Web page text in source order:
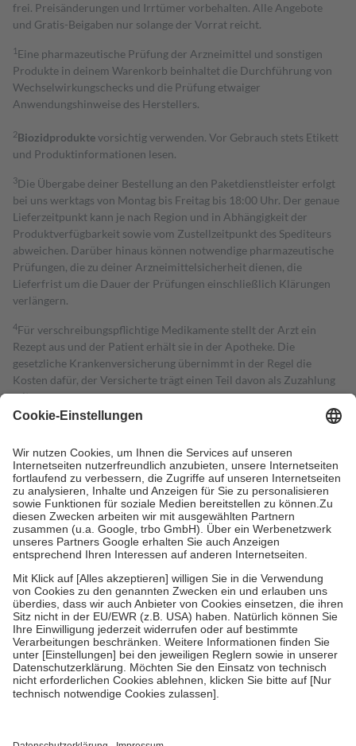
frei. Preisänderungen und Irrtümer vorbehalten. Alle Angebote
und Gratis-Beigaben nur solange der Vorrat reicht.
1 Eine pharmazeutische Prüfung der Arzneimittel und sonstigen
Produkte in deinem Warenkorb beinhaltet die Durchführung von
Wechselwirkungschecks und die Prüfung etwaiger
Anwendungshinweise des Herstellers.
2Biozidproduktevorsichtig verwenden. Vor Gebrauch stets Etikett
und Produktinformationen lesen.
3Die Übergabe deiner Bestellung an den Paketdienstleister erfolgt
bei uns werktags von Montag bis Freitag bis 18:00 Uhr. Der genaue
Lieferzeitpunkt kann je nach Region und in Abhängigkeit der
Produktverfügbarkeit sowie vom Zustellzeitpunkt des Spediteurs
abweichen. Darüber hinaus können notwendige pharmazeutische
Prüfungen, die zu deiner Arzneimittelsicherheit dienen, die
Lieferfrist um die Dauer der Prüfungen einschließlich Klärungen
verlängern.
4Für verschreibungspflichtige Medikamente stellt der Arzt ein
Rezept aus und der Patient erhält sie in der Apotheke. Die
gesetzliche Krankenversicherung übernimmt in der Regel die
Kosten dafür, der Versicherte trägt einen Teil davon als Zuzahlung
mit.
Grundsätzlich leisten Mitglieder Zuzahlungen in Höhe von zehn
höchstens zehn Euro.
Es sind jedoch nie mehr als die tatsächlichen
Kosten der Leistung zu entrichten.
Diese Regeln gelten grundsätzlich auch für Online-Apotheken.
Bei Heilmitteln und häuslicher Krankenpflege beträgt die
Zuzahlung zehn Prozent der Kosten sowie zehn Euro je
Verordnung.
Um das Engagement der Versicherten für ihre eigene Gesundheit zu
stärken und die besondere Stellung der Familie zu unterstützen,
fallenkeine Zuzahlungenan bei:
• Kindern und Jugendlichen bis zum vollendeten 18. Lebensjahr
mit Ausnahme der Fahrkosten
• Untersuchungen zur Vorsorge und Früherkennung, die von der
GKV getragen werden
• empfohlenen Schutzimpfungen
• Harn- und Blutteststreifen
getroffen, um sicherzustellen, dass es sich um echte Bewertungen